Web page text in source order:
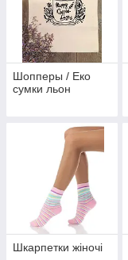
Шопперы / Еко
сумки льон
Шкарпетки жіночі